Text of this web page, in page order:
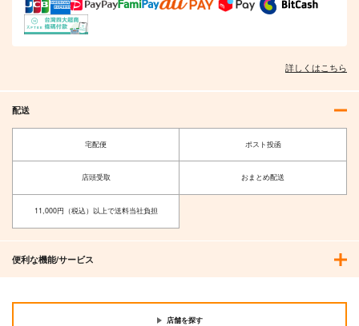
詳しくはこちら
配送
宅配便 ポスト投函
店頭受取 おまとめ配送
11,000円（税込）以上で送料当社負担
便利な機能/サービス
店舗を探す